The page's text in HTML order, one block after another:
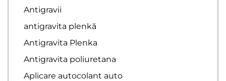
Antigravii
antigravita plenkă
Antigravita Plenka
Antigravita poliuretana
Aplicare autocolant auto